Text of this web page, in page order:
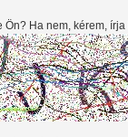
Ön? Ha nem, kérem,